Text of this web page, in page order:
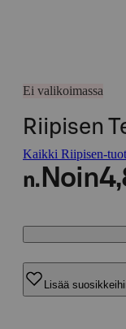
Ei valikoimassa
Riipisen
Kaikki Riipisen-
n. Noin
Lisää